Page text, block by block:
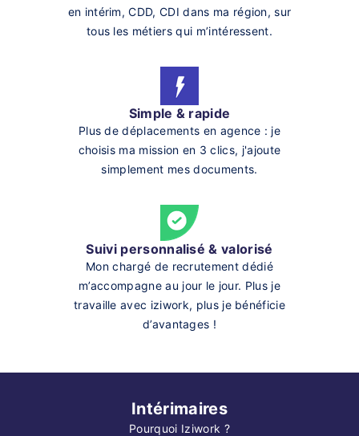
en intérim, CDD, CDI dans ma région, sur
tous les métiers qui m’intéressent.
Simple & rapide
Plus de déplacements en agence : je
choisis ma mission en 3 clics, j'ajoute
simplement mes documents.
Suivi personnalisé & valorisé
Mon chargé de recrutement dédié
m’accompagne au jour le jour. Plus je
travaille avec iziwork, plus je bénéficie
d’avantages !
Intérimaires
Pourquoi Iziwork ?